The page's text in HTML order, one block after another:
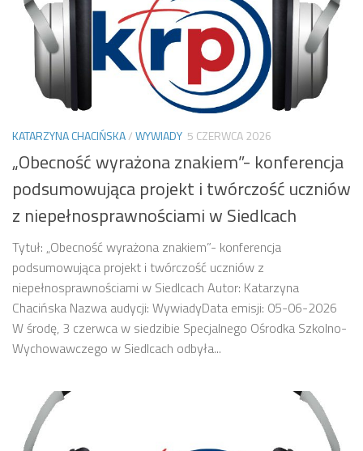
KATARZYNA CHACIŃSKA/WYWIADY 5 CZERWCA 2026
„Obecność wyrażona znakiem”- konferencja
podsumowująca projekt i twórczość uczniów
z niepełnosprawnościami w Siedlcach
Tytuł: „Obecność wyrażona znakiem”- konferencja
podsumowująca projekt i twórczość uczniów z
niepełnosprawnościami w Siedlcach Autor: Katarzyna
Chacińska Nazwa audycji: WywiadyData emisji: 05-06-2026
W środę, 3 czerwca w siedzibie Specjalnego Ośrodka Szkolno-
Wychowawczego w Siedlcach odbyła...